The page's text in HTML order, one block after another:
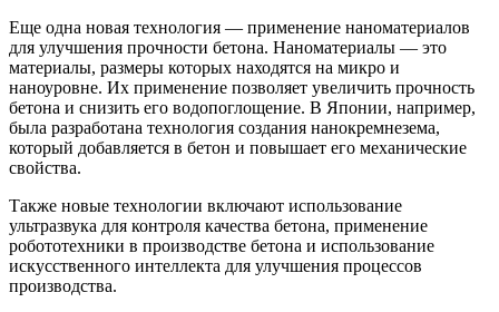
Еще одна новая технология — применение наноматериалов
для улучшения прочности бетона. Наноматериалы — это
материалы, размеры которых находятся на микро и
наноуровне. Их применение позволяет увеличить прочность
бетона и снизить его водопоглощение. В Японии, например,
была разработана технология создания нанокремнезема,
который добавляется в бетон и повышает его механические
свойства.
Также новые технологии включают использование
ультразвука для контроля качества бетона, применение
робототехники в производстве бетона и использование
искусственного интеллекта для улучшения процессов
производства.